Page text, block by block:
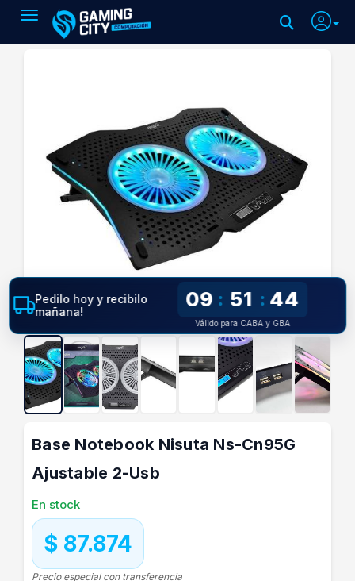
Toggle navigation
Base Notebook Nisuta Ns-Cn95G
Ajustable 2-Usb
En stock
$ 87.874
Precio especial con transferencia
Pedilo hoy y recibilo
mañana!
09 : 51 : 43
Válido para CABA y GBA